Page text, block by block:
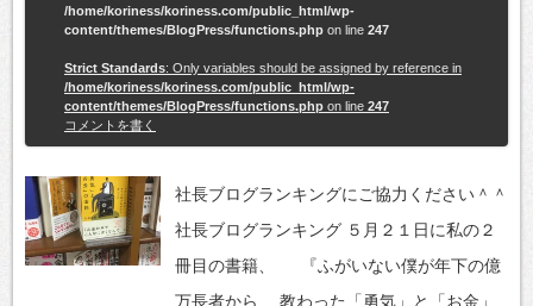
/home/koriness/koriness.com/public_html/wp-
content/themes/BlogPress/functions.php on line 247
Strict Standards: Only variables should be assigned by reference in
/home/koriness/koriness.com/public_html/wp-
content/themes/BlogPress/functions.php on line 247
コメントを書く
社長ブログランキングにご協力ください＾＾
社長ブログランキング ５月２１日に私の２
冊目の書籍、 『ふがいない僕が年下の億
万長者から 教わった「勇気」と「お金」